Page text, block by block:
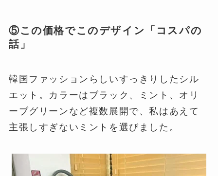
⑤この価格でこのデザイン「コスパの
話」
韓国ファッションらしいすっきりしたシル
エット。カラーはブラック、ミント、オリ
ーブグリーンなど複数展開で、私はあえて
主張しすぎないミントを選びました。